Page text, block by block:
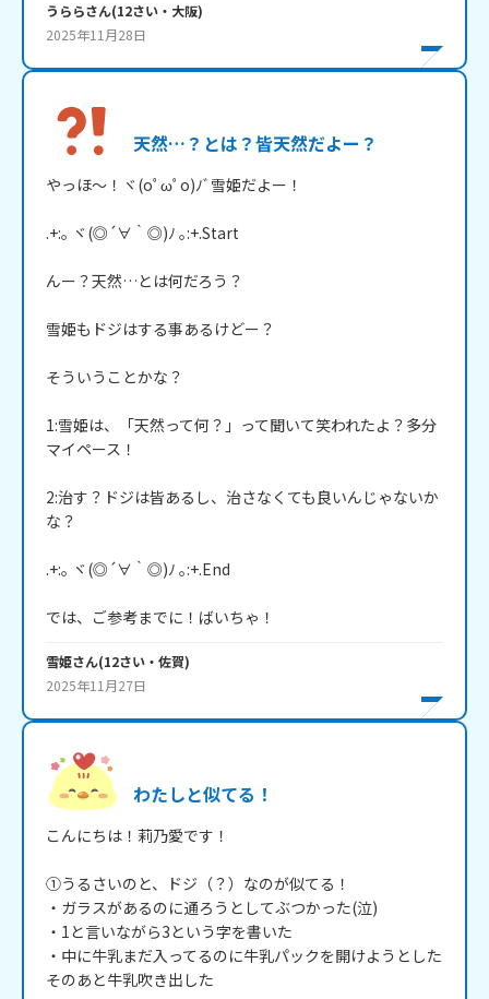
うららさん(12さい・ 大阪)
2025年11月28日
天然…？とは？皆天然だよー？
やっほ～！ヾ(oﾟωﾟo)ﾉﾞ雪姫だよー！
.+:｡ ヾ(◎´∀｀◎)ﾉ ｡:+.Start
んー？天然…とは何だろう？
雪姫もドジはする事あるけどー？
そういうことかな？
1:雪姫は、「天然って何？」って聞いて笑われたよ？多分
マイペース！
2:治す？ドジは皆あるし、治さなくても良いんじゃないか
な？
.+:｡ ヾ(◎´∀｀◎)ﾉ ｡:+.End
では、ご参考までに！ばいちゃ！
雪姫さん(12さい・ 佐賀)
2025年11月27日
わたしと似てる！
こんにちは！莉乃愛です！
①うるさいのと、ドジ（？）なのが似てる！
・ガラスがあるのに通ろうとしてぶつかった(泣)
・1と言いながら3という字を書いた
・中に牛乳まだ入ってるのに牛乳パックを開けようとした
そのあと牛乳吹き出した